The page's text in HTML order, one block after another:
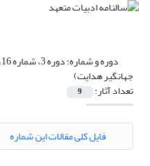
دوره و شماره:
جهانگیر هدایت)
تعداد آثار: 9
فایل کلی مقالات این شماره